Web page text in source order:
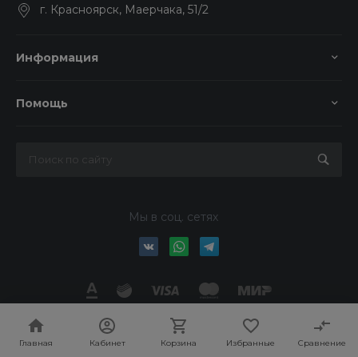
Главная Кабинет Корзина Избранные Сравнение
г. Красноярск, Маерчака, 51/2
Информация
Помощь
Мы в соц. сетях
© 2026 Колор-Авто, Все права защищены